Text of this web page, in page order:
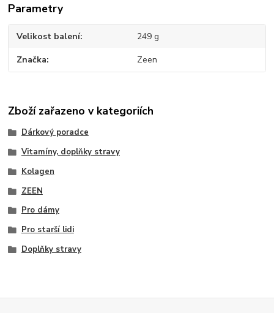
Parametry
Velikost balení 249 g
Značka Zeen
Zboží zařazeno v kategoriích
Dárkový poradce
Vitamíny, doplňky stravy
Kolagen
ZEEN
Pro dámy
Pro starší lidi
Doplňky stravy